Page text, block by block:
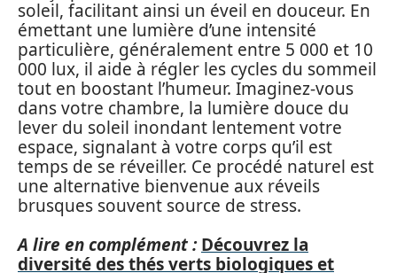
soleil, facilitant ainsi un éveil en douceur. En
émettant une lumière d’une intensité
particulière, généralement entre 5 000 et 10
000 lux, il aide à régler les cycles du sommeil
tout en boostant l’humeur. Imaginez-vous
dans votre chambre, la lumière douce du
lever du soleil inondant lentement votre
espace, signalant à votre corps qu’il est
temps de se réveiller. Ce procédé naturel est
une alternative bienvenue aux réveils
brusques souvent source de stress.
A lire en complément : Découvrez la
diversité des thés verts biologiques et